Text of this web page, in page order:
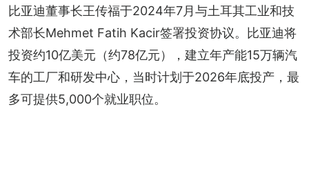
比亚迪董事长王传福于2024年7月与土耳其工业和技
术部长Mehmet Fatih Kacir签署投资协议。比亚迪将
投资约10亿美元（约78亿元），建立年产能15万辆汽
车的工厂和研发中心，当时计划于2026年底投产，最
多可提供5,000个就业职位。